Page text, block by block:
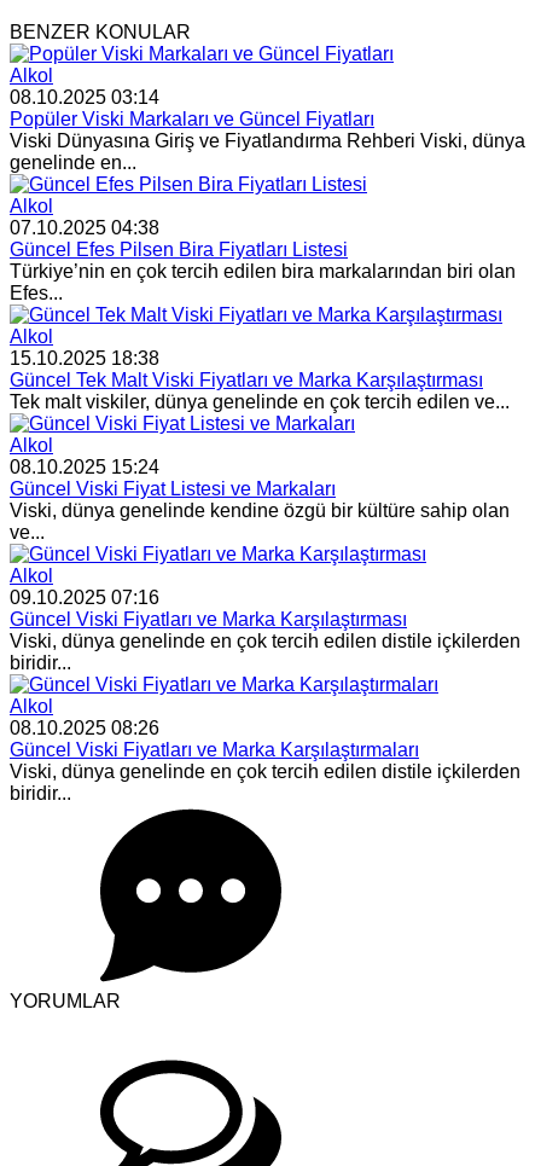
BENZER KONULAR
Alkol
08.10.2025 03:14
Popüler Viski Markaları ve Güncel Fiyatları
Viski Dünyasına Giriş ve Fiyatlandırma Rehberi Viski, dünya
genelinde en...
Alkol
07.10.2025 04:38
Güncel Efes Pilsen Bira Fiyatları Listesi
Türkiye’nin en çok tercih edilen bira markalarından biri olan
Efes...
Alkol
15.10.2025 18:38
Güncel Tek Malt Viski Fiyatları ve Marka Karşılaştırması
Tek malt viskiler, dünya genelinde en çok tercih edilen ve...
Alkol
08.10.2025 15:24
Güncel Viski Fiyat Listesi ve Markaları
Viski, dünya genelinde kendine özgü bir kültüre sahip olan
ve...
Alkol
09.10.2025 07:16
Güncel Viski Fiyatları ve Marka Karşılaştırması
Viski, dünya genelinde en çok tercih edilen distile içkilerden
biridir...
Alkol
08.10.2025 08:26
Güncel Viski Fiyatları ve Marka Karşılaştırmaları
Viski, dünya genelinde en çok tercih edilen distile içkilerden
biridir...
YORUMLAR